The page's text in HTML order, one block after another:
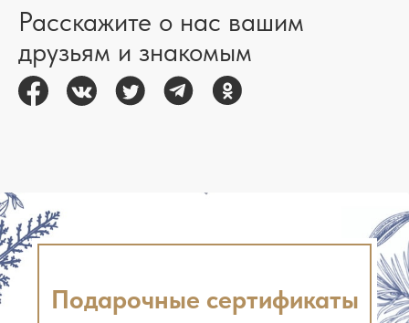
Расскажите о нас вашим
друзьям и знакомым
Подарочные сертификаты